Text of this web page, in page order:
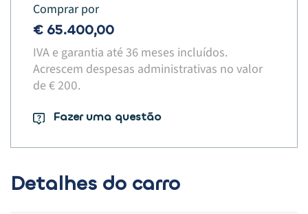
Comprar por
€ 65.400,00
IVA e garantia até 36 meses incluídos.
Acrescem despesas administrativas no valor
de € 200.​
Fazer uma questão
Detalhes do carro